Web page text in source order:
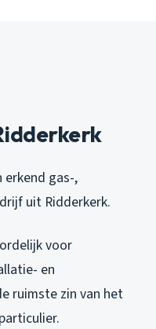
erkend gas-,
uit Ridderkerk.
voor
en
ruimste zin van het